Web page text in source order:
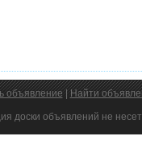
объявление Найти
доски объявлений не